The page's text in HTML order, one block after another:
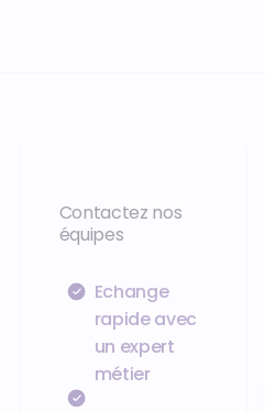
Contactez nos
équipes
Échange
rapide avec
un expert
métier